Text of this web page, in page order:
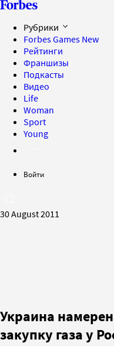
Рубрики
Forbes Games New
Рейтинги
Франшизы
Подкасты
Видео
Life
Woman
Sport
Young
Войти
30 August 2011
Украина
закупку газа у